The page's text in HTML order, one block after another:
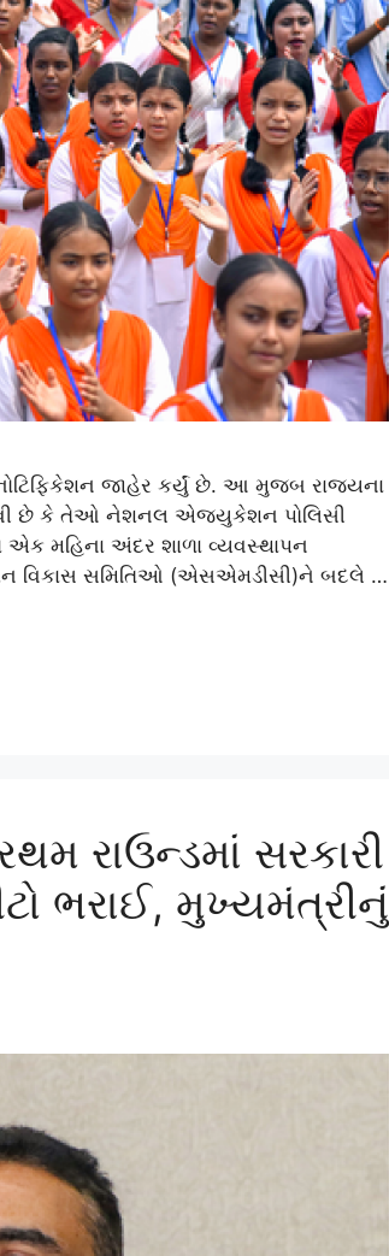
જાહેર કર્યું છે. આ મુજબ રાજ્યના
છે કે તેઓ નેશનલ એજ્યુકેશન પોલિસી
મહિના અંદર શાળા વ્યવસ્થાપન
વિકાસ સમિતિઓ (એસએમડીસી)ને બદલે …
રાઉન્ડમાં સરકારી
ભરાઈ, મુખ્યમંત્રીનું